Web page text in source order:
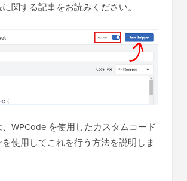
関する記事をお読みください。
WPCode を使用したカスタムコード
使用してこれを行う方法を説明しま